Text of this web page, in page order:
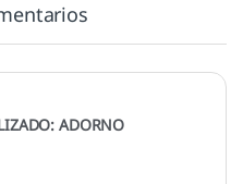
ADORNO